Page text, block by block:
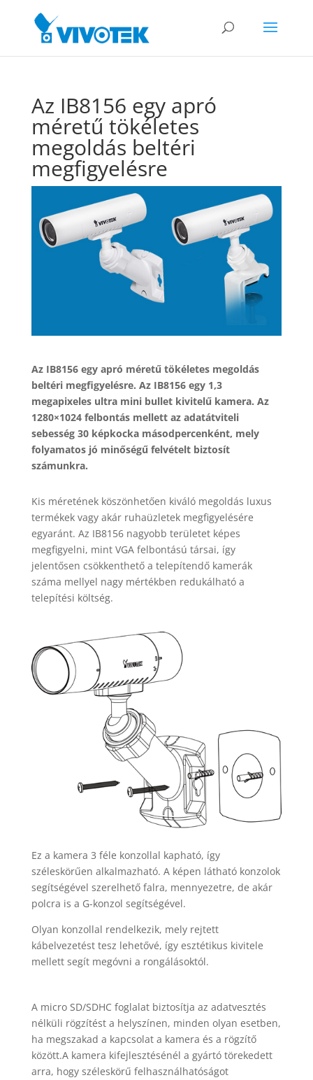
Az IB8156 egy apró
méretű tökéletes
megoldás beltéri
megfigyelésre
Az IB8156 egy apró méretű tökéletes megoldás
beltéri megfigyelésre. Az IB8156 egy 1,3
megapixeles ultra mini bullet kivitelű kamera. Az
1280×1024 felbontás mellett az adatátviteli
sebesség 30 képkocka másodpercenként, mely
folyamatos jó minőségű felvételt biztosít
számunkra.
Kis méretének köszönhetően kiváló megoldás luxus
termékek vagy akár ruhaüzletek megfigyelésére
egyaránt. Az IB8156 nagyobb területet képes
megfigyelni, mint VGA felbontású társai, így
jelentősen csökkenthető a telepítendő kamerák
száma mellyel nagy mértékben redukálható a
telepítési költség.
Ez a kamera 3 féle konzollal kapható, így
széleskörűen alkalmazható. A képen látható konzolok
segítségével szerelhető falra, mennyezetre, de akár
polcra is a G-konzol segítségével.
Olyan konzollal rendelkezik, mely rejtett
kábelvezetést tesz lehetővé, így esztétikus kivitele
mellett segít megóvni a rongálásoktól.
A micro SD/SDHC foglalat biztosítja az adatvesztés
nélküli rögzítést a helyszínen, minden olyan esetben,
ha megszakad a kapcsolat a kamera és a rögzítő
között.A kamera kifejlesztésénél a gyártó törekedett
arra, hogy széleskörű felhasználhatóságot